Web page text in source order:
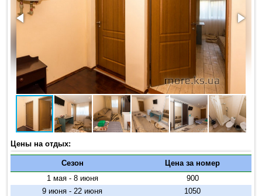
Цены на отдых:
Сезон
Цена за номер
1 мая - 8 июня
900
9 июня - 22 июня
1050